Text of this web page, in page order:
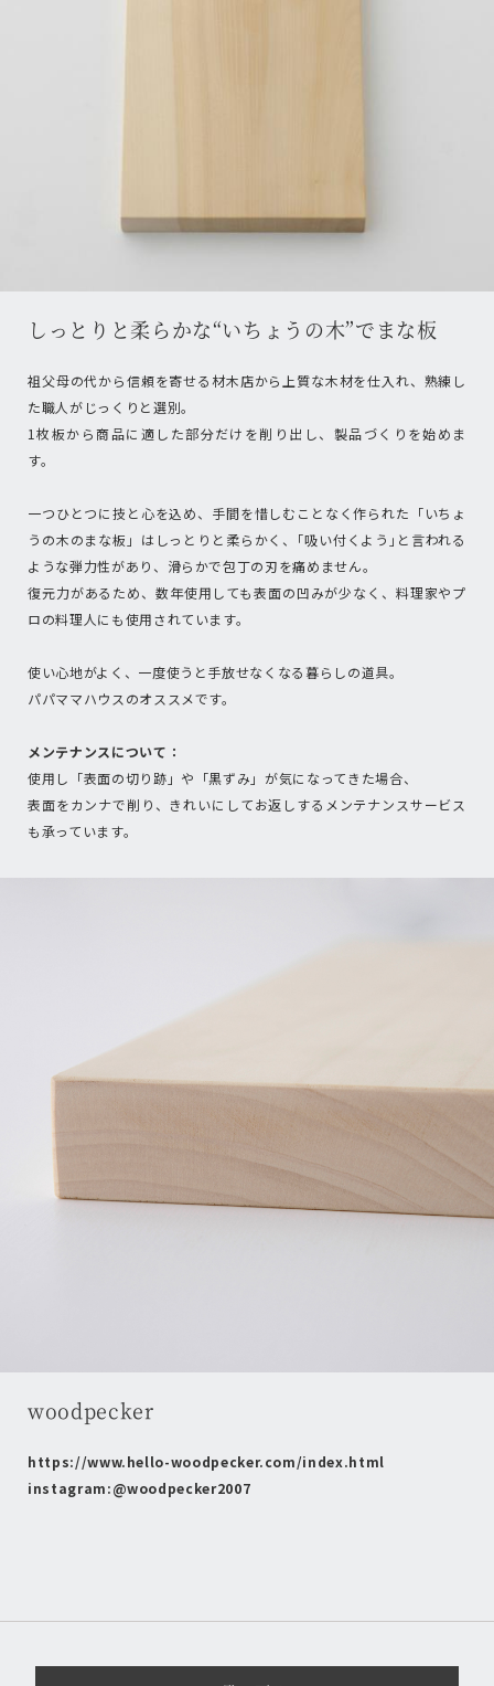
しっとりと柔らかな“いちょうの木”でまな板
祖父母の代から信頼を寄せる材木店から上質な木材を仕入れ、熟練し
た職人がじっくりと選別。
1枚板から商品に適した部分だけを削り出し、製品づくりを始めま
す。
一つひとつに技と心を込め、手間を惜しむことなく作られた「いちょ
うの木のまな板」はしっとりと柔らかく、｢吸い付くよう｣と言われる
ような弾力性があり、滑らかで包丁の刃を痛めません。
復元力があるため、数年使用しても表面の凹みが少なく、料理家やプ
ロの料理人にも使用されています。
使い心地がよく、一度使うと手放せなくなる暮らしの道具。
パパママハウスのオススメです。
メンテナンスについて：
使用し「表面の切り跡」や「黒ずみ」が気になってきた場合、
表面をカンナで削り、きれいにしてお返しするメンテナンスサービス
も承っています。
woodpecker
https://www.hello-woodpecker.com/index.html
instagram:@woodpecker2007